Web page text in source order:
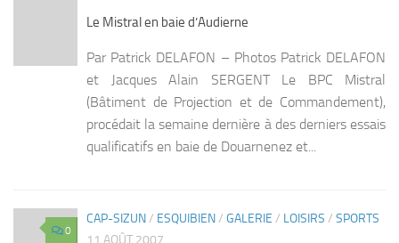
Le Mistral en baie d’Audierne
Par Patrick DELAFON – Photos Patrick DELAFON
et Jacques Alain SERGENT Le BPC Mistral
(Bâtiment de Projection et de Commandement),
procédait la semaine dernière à des derniers essais
qualificatifs en baie de Douarnenez et...
0
CAP-SIZUN/ ESQUIBIEN/ GALERIE / LOISIRS / SPORTS
11 AOÛT 2007